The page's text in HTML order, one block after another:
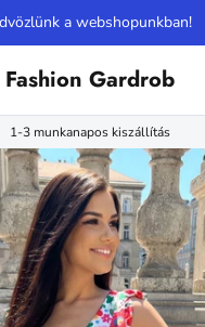
a webshopunkban!
Fashion Gardrob
1-3 munkanapos kiszállítás